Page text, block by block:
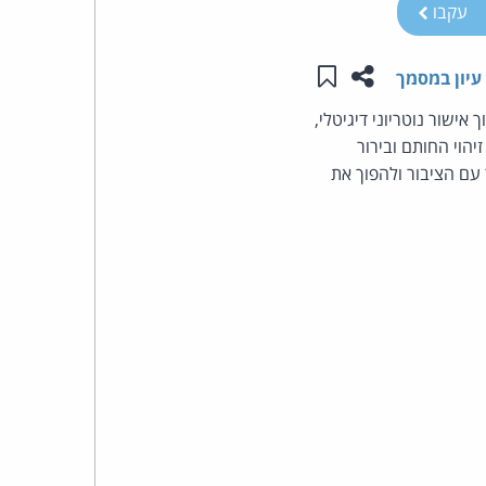
עקבו
שתפו עמוד זה
שמור ב"תכנים שלי"
עיון במסמך
נוטריוני דיגיטלי,
החותם ובירור
הציבור ולהפוך את